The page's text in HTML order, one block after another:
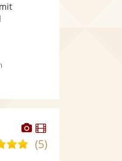
Dieser
Künstler
stellt
Dieser
Künstler
4,9(5)